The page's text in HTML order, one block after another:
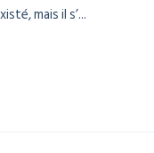
mais il s’...